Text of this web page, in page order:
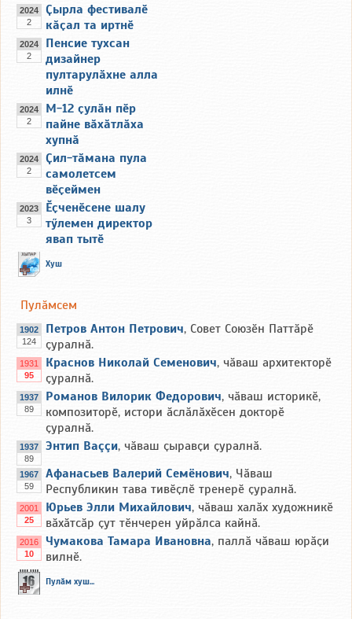
2024
2
Ҫырла фестивалӗ
кӑҫал та иртнӗ
2024
2
Пенсие тухсан
дизайнер
пултарулӑхне алла
илнӗ
2024
2
М-12 ҫулӑн пӗр
пайне вӑхӑтлӑха
хупнӑ
2024
2
Ҫил-тӑмана пула
самолетсем
вӗҫеймен
2023
3
Ӗҫченӗсене шалу
тӳлемен директор
явап тытӗ
Хуш
Пулӑмсем
1902
124
Петров Антон Петрович, Совет Союзӗн Паттӑрӗ
ҫуралнӑ.
1931
95
Краснов Николай Семенович, чӑваш архитекторӗ
ҫуралнӑ.
1937
89
Романов Вилорик Федорович, чӑваш историкӗ,
композиторӗ, истори ӑслӑлӑхӗсен докторӗ
ҫуралнӑ.
1937
89
Энтип Ваççи, чӑваш ҫыравҫи ҫуралнӑ.
1967
59
Афанасьев Валерий Семёнович, Чӑваш
Республикин тава тивӗҫлӗ тренерӗ ҫуралнӑ.
2001
25
Юрьев Элли Михайлович, чӑваш халӑх художникӗ
вӑхӑтсӑр ҫут тӗнчерен уйрӑлса кайнӑ.
2016
10
Чумакова Тамара Ивановна, паллӑ чӑваш юрӑҫи
вилнӗ.
Пулӑм хуш...